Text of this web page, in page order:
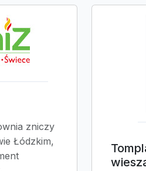
zniczy
Łódzkim,